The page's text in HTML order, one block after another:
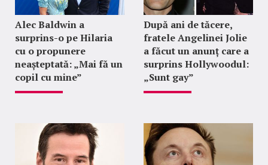
Alec Baldwin a
surprins-o pe Hilaria
cu o propunere
neașteptată: „Mai fă un
copil cu mine”
După ani de tăcere,
fratele Angelinei Jolie
a făcut un anunț care a
surprins Hollywoodul:
„Sunt gay”